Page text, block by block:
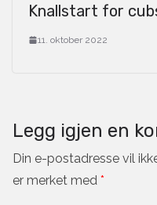
Knallstart for
11. oktober 2022
Legg igjen en
Din e-postadresse vil
er merket med *